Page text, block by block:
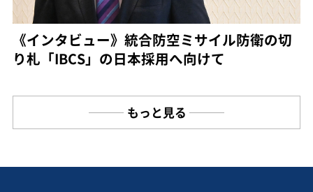
《インタビュー》統合防空ミサイル防衛の切
り札「IBCS」の日本採用へ向けて
もっと見る